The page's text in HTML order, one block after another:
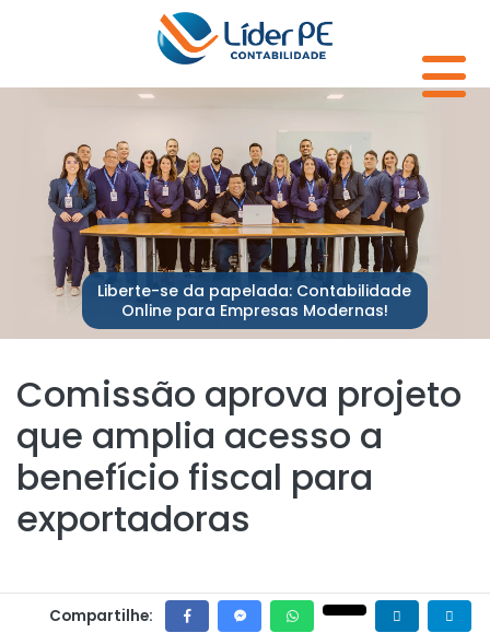
Liberte-se da papelada: Contabilidade
Online para Empresas Modernas!
Comissão aprova projeto
que amplia acesso a
benefício fiscal para
exportadoras
Compartilhe: